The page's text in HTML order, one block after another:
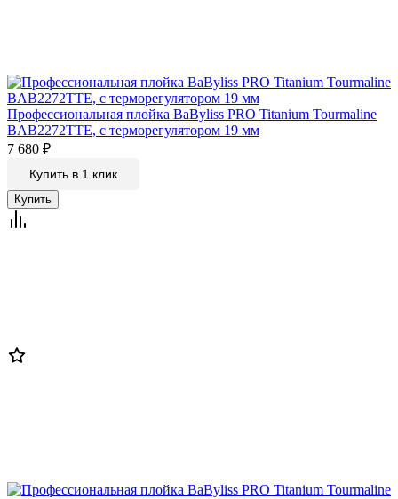
Профессиональная плойка BaByliss PRO Titanium Tourmaline
BAB2272TTE, c терморегулятором 19 мм
7 680 ₽
Купить в 1 клик